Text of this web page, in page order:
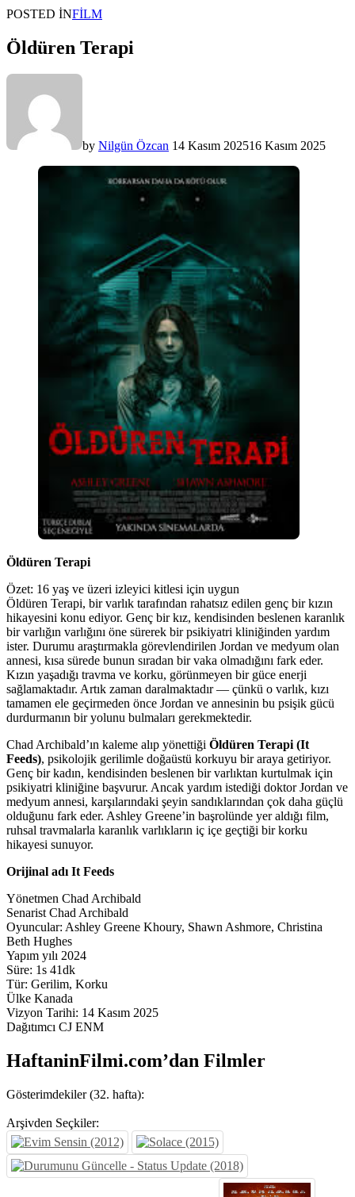
POSTED INFILM
Öldüren Terapi
by Nilgün Özcan 14 Kasım 202516 Kasım 2025
Öldüren Terapi
Özet: 16 yaş ve üzeri izleyici kitlesi için uygun
Öldüren Terapi, bir varlık tarafından rahatsız edilen genç bir kızın
hikayesini konu ediyor. Genç bir kız, kendisinden beslenen karanlık
bir varlığın varlığını öne sürerek bir psikiyatri kliniğinden yardım
ister. Durumu araştırmakla görevlendirilen Jordan ve medyum olan
annesi, kısa sürede bunun sıradan bir vaka olmadığını fark eder.
Kızın yaşadığı travma ve korku, görünmeyen bir güce enerji
sağlamaktadır. Artık zaman daralmaktadır — çünkü o varlık, kızı
tamamen ele geçirmeden önce Jordan ve annesinin bu psişik gücü
durdurmanın bir yolunu bulmaları gerekmektedir.
Chad Archibald’ın kaleme alıp yönettiği Öldüren Terapi (It
Feeds), psikolojik gerilimle doğaüstü korkuyu bir araya getiriyor.
Genç bir kadın, kendisinden beslenen bir varlıktan kurtulmak için
psikiyatri kliniğine başvurur. Ancak yardım istediği doktor Jordan ve
medyum annesi, karşılarındaki şeyin sandıklarından çok daha güçlü
olduğunu fark eder. Ashley Greene’in başrolünde yer aldığı film,
ruhsal travmalarla karanlık varlıkların iç içe geçtiği bir korku
hikayesi sunuyor.
Orijinal adı It Feeds
Yönetmen Chad Archibald
Senarist Chad Archibald
Oyuncular: Ashley Greene Khoury, Shawn Ashmore, Christina
Beth Hughes
Yapım yılı 2024
Süre: 1s 41dk
Tür: Gerilim, Korku
Ülke Kanada
Vizyon Tarihi: 14 Kasım 2025
Dağıtımcı CJ ENM
HaftaninFilmi.com’dan Filmler
Gösterimdekiler (32. hafta):
Arşivden Seçkiler: